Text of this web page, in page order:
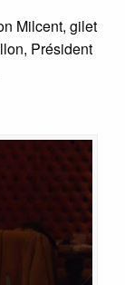
Milcent, gilet
Président